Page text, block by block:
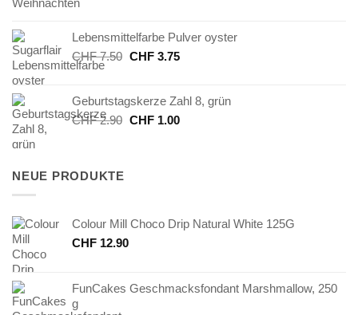
CHF 8.00CHF 4.00.
Lebensmittelfarbe Pulver oyster
CHF7.50 Ursprünglicher
CHF 7.50
CHF3.75Aktueller
CHF 3.75.
Geburtstagskerze Zahl 8, grün
CHF2.90 Ursprünglicher
CHF1.00Aktueller
NEUE PRODUKTE
Colour Mill Choco Drip Natural White 125G
CHF 12.90
FunCakes Geschmacksfondant Marshmallow, 250
g